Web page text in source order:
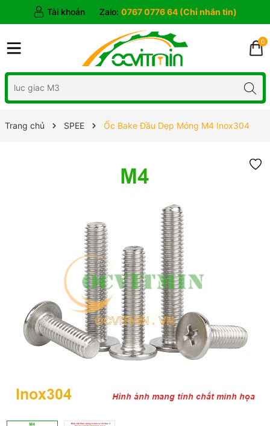
Tài khoản Zalo: 0767 0776 64 (Chỉ nhắn tin)
0
Trang chủ SPEE Ốc Bake Đầu Dẹp Mỏng M4 Inox304